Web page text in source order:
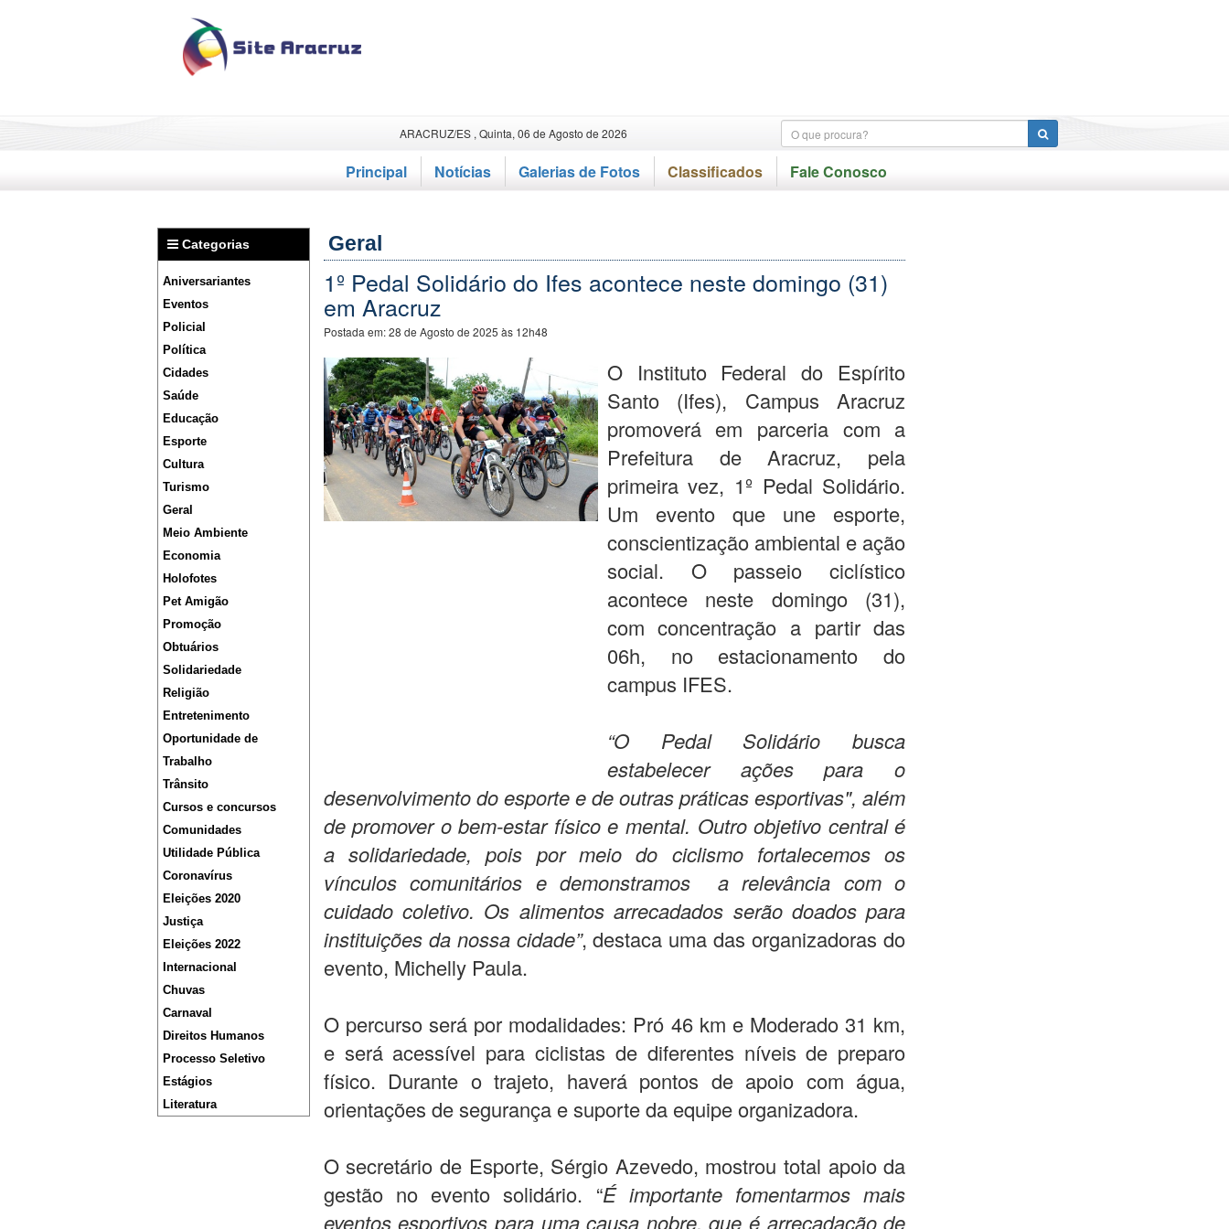
ARACRUZ/ES , Quinta, 06 de Agosto de 2026
Principal Notícias Galerias de Fotos Classificados Fale Conosco
Categorias
Aniversariantes
Eventos
Policial
Política
Cidades
Saúde
Educação
Esporte
Cultura
Turismo
Geral
Meio Ambiente
Economia
Holofotes
Pet Amigão
Promoção
Obtuários
Solidariedade
Religião
Entretenimento
Oportunidade de
Trabalho
Trânsito
Cursos e concursos
Comunidades
Utilidade Pública
Coronavírus
Eleições 2020
Justiça
Eleições 2022
Internacional
Chuvas
Carnaval
Direitos Humanos
Processo Seletivo
Estágios
Literatura
Geral
1º Pedal Solidário do Ifes acontece neste domingo (31)
em Aracruz
Postada em:28 de Agosto de 2025 às 12h48
O Instituto Federal do Espírito
Santo (Ifes), Campus Aracruz
promoverá em parceria com a
Prefeitura de Aracruz, pela
primeira vez, 1º Pedal Solidário.
Um evento que une esporte,
conscientização ambiental e ação
social. O passeio ciclístico
acontece neste domingo (31),
com concentração a partir das
06h, no estacionamento do
campus IFES.
“O Pedal Solidário busca
estabelecer ações para o
desenvolvimento do esporte e de outras práticas esportivas", além
de promover o bem-estar físico e mental. Outro objetivo central é
a solidariedade, pois por meio do ciclismo fortalecemos os
vínculos comunitários e demonstramos a relevância com o
cuidado coletivo. Os alimentos arrecadados serão doados para
instituições da nossa cidade”, destaca uma das organizadoras do
evento, Michelly Paula.
O percurso será por modalidades: Pró 46 km e Moderado 31 km,
e será acessível para ciclistas de diferentes níveis de preparo
físico. Durante o trajeto, haverá pontos de apoio com água,
orientações de segurança e suporte da equipe organizadora.
O secretário de Esporte, Sérgio Azevedo, mostrou total apoio da
gestão no evento solidário. “É importante fomentarmos mais
eventos esportivos para uma causa nobre, que é arrecadação de